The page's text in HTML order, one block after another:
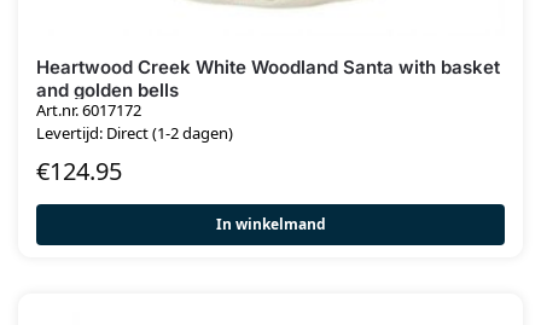
Heartwood Creek White Woodland Santa with basket
and golden bells
Art.nr. 6017172
Levertijd: Direct (1-2 dagen)
€124.95
In winkelmand